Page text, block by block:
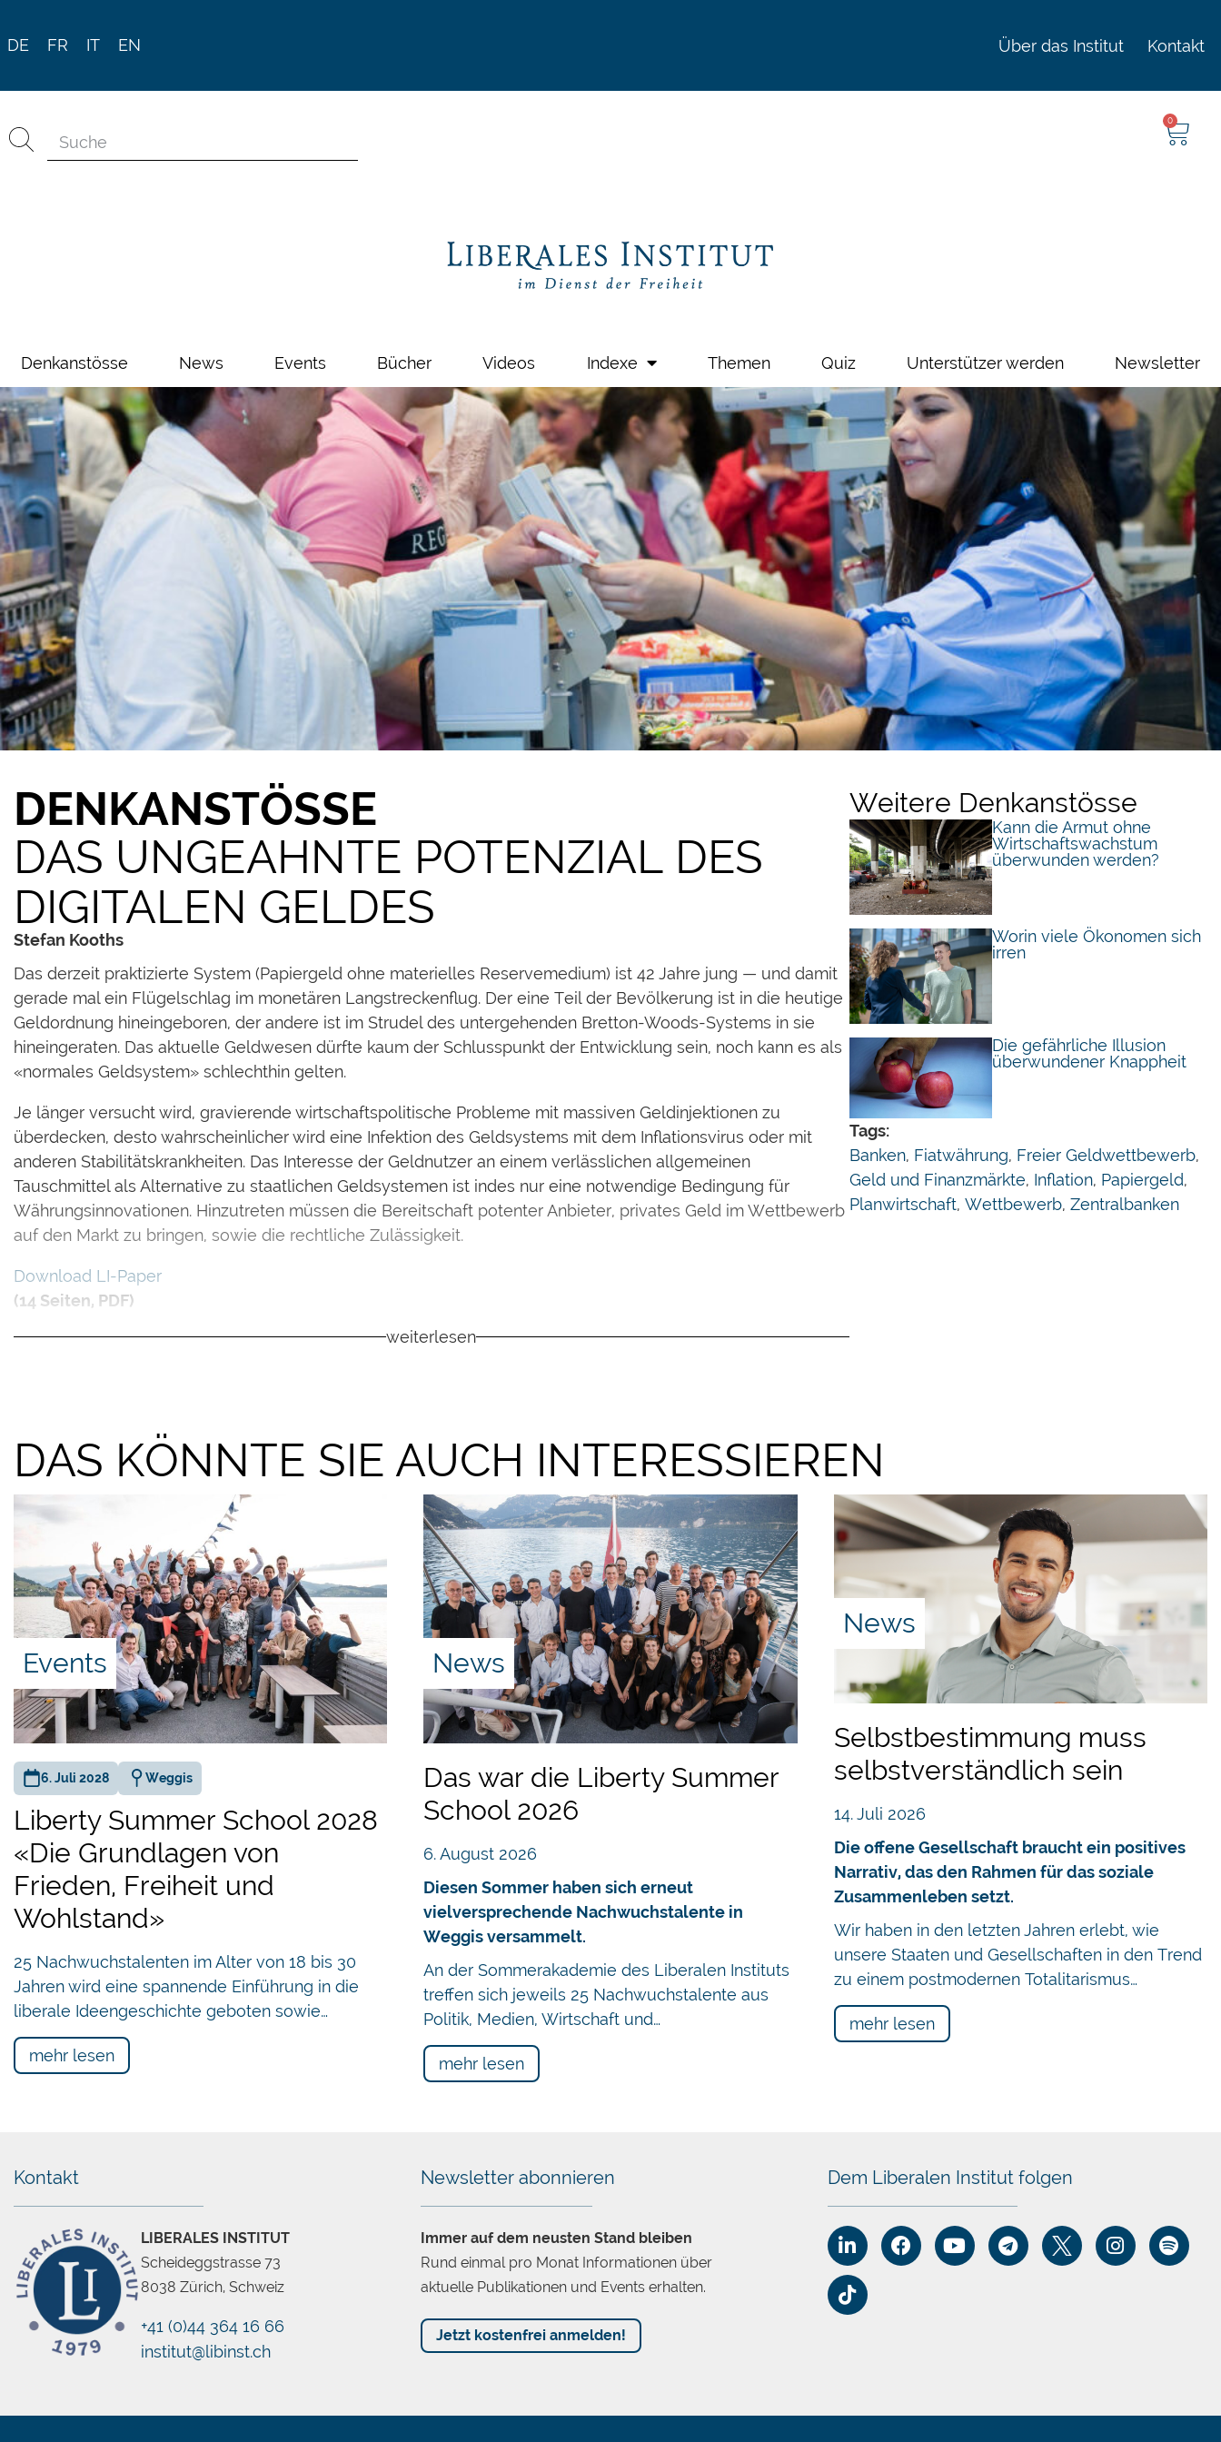
DE FR IT EN Über das Institut Kontakt
0
Denkanstösse News Events Bücher Videos Indexe Themen Quiz Unterstützer werden Newsletter
DENKANSTÖSSE
DAS UNGEAHNTE POTENZIAL DES
DIGITALEN GELDES
Stefan Kooths
Das derzeit praktizierte System (Papiergeld ohne materielles Reservemedium) ist 42 Jahre jung — und damit
gerade mal ein Flügelschlag im monetären Langstreckenflug. Der eine Teil der Bevölkerung ist in die heutige
Geldordnung hineingeboren, der andere ist im Strudel des untergehenden Bretton-Woods-Systems in sie
hineingeraten. Das aktuelle Geldwesen dürfte kaum der Schlusspunkt der Entwicklung sein, noch kann es als
«normales Geldsystem» schlechthin gelten.
Je länger versucht wird, gravierende wirtschaftspolitische Probleme mit massiven Geldinjektionen zu
überdecken, desto wahrscheinlicher wird eine Infektion des Geldsystems mit dem Inflationsvirus oder mit
anderen Stabilitätskrankheiten. Das Interesse der Geldnutzer an einem verlässlichen allgemeinen
Tauschmittel als Alternative zu staatlichen Geldsystemen ist indes nur eine notwendige Bedingung für
Währungsinnovationen. Hinzutreten müssen die Bereitschaft potenter Anbieter, privates Geld im Wettbewerb
auf den Markt zu bringen, sowie die rechtliche Zulässigkeit.
Download LI-Paper
(14 Seiten, PDF)
weiterlesen
Weitere Denkanstösse
Kann die Armut ohne
Wirtschaftswachstum
überwunden werden?
Worin viele Ökonomen sich
irren
Die gefährliche Illusion
überwundener Knappheit
Tags:
Banken, Fiatwährung, Freier Geldwettbewerb,
Geld und Finanzmärkte, Inflation, Papiergeld,
Planwirtschaft, Wettbewerb, Zentralbanken
DAS KÖNNTE SIE AUCH INTERESSIEREN
Events
6. Juli 2028 Weggis
Liberty Summer School 2028
«Die Grundlagen von
Frieden, Freiheit und
Wohlstand»
25 Nachwuchstalenten im Alter von 18 bis 30
Jahren wird eine spannende Einführung in die
liberale Ideengeschichte geboten sowie…
mehr lesen
News
Das war die Liberty Summer
School 2026
6. August 2026
Diesen Sommer haben sich erneut
vielversprechende Nachwuchstalente in
Weggis versammelt.
An der Sommerakademie des Liberalen Instituts
treffen sich jeweils 25 Nachwuchstalente aus
Politik, Medien, Wirtschaft und…
mehr lesen
News
Selbstbestimmung muss
selbstverständlich sein
14. Juli 2026
Die offene Gesellschaft braucht ein positives
Narrativ, das den Rahmen für das soziale
Zusammenleben setzt.
Wir haben in den letzten Jahren erlebt, wie
unsere Staaten und Gesellschaften in den Trend
zu einem postmodernen Totalitarismus…
mehr lesen
Kontakt
LIBERALES INSTITUT
Scheideggstrasse 73
8038 Zürich, Schweiz
+41 (0)44 364 16 66
institut@libinst.ch
Newsletter abonnieren
Immer auf dem neusten Stand bleiben
Rund einmal pro Monat Informationen über
aktuelle Publikationen und Events erhalten.
Jetzt kostenfrei anmelden!
Dem Liberalen Institut folgen